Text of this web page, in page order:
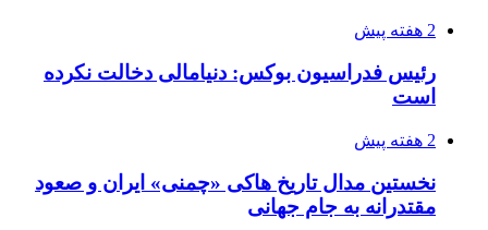
2 هفته پیش
رئیس فدراسیون بوکس: دنیامالی دخالت نکرده
است
2 هفته پیش
نخستین مدال تاریخ هاکی «چمنی» ایران و صعود
مقتدرانه به جام جهانی